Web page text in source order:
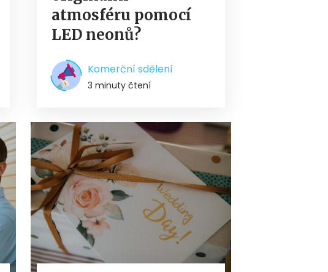
atmosféru pomocí
LED neonů?
Komerční sdělení
3 minuty čtení